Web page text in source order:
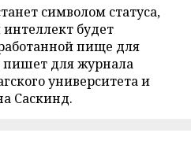
символом статуса,
будет
пище для
пишет для журнала
университета и
Саскинд.